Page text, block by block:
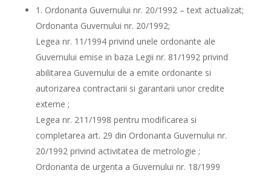
1. Ordonanta Guvernului nr. 20/1992 – text actualizat;
Ordonanta Guvernului nr. 20/1992;
Legea nr. 11/1994 privind unele ordonante ale
Guvernului emise in baza Legii nr. 81/1992 privind
abilitarea Guvernului de a emite ordonante si
autorizarea contractarii si garantarii unor credite
externe ;
Legea nr. 211/1998 pentru modificarea si
completarea art. 29 din Ordonanta Guvernului nr.
20/1992 privind activitatea de metrologie ;
Ordonanta de urgenta a Guvernului nr. 18/1999